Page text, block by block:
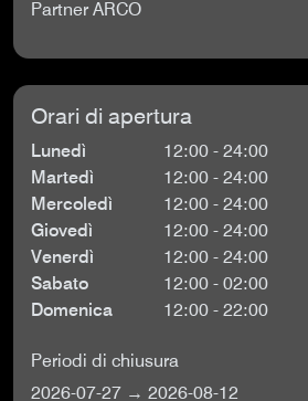
Partner ARCO
Orari di apertura
Lunedì
12:00 - 24:00
Martedì
12:00 - 24:00
Mercoledì
12:00 - 24:00
Giovedì
12:00 - 24:00
Venerdì
12:00 - 24:00
Sabato
12:00 - 02:00
Domenica
12:00 - 22:00
Periodi di chiusura
2026-07-27 → 2026-08-12